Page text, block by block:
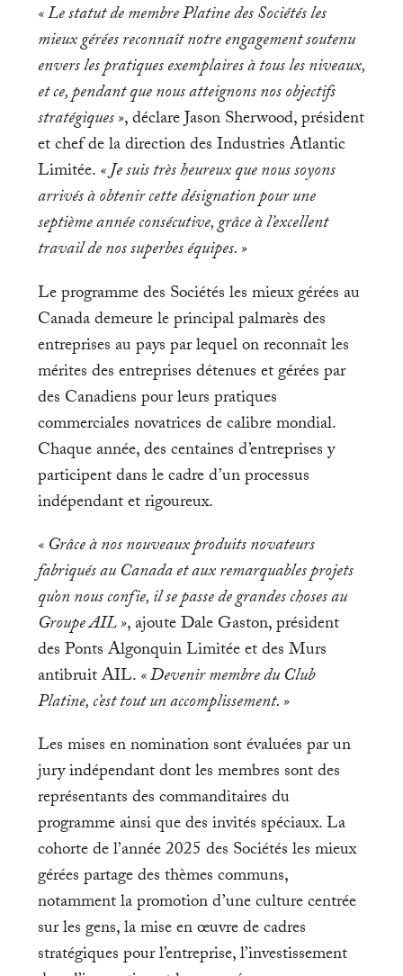
« Le statut de membre Platine des Sociétés les
mieux gérées reconnaît notre engagement soutenu
envers les pratiques exemplaires à tous les niveaux,
et ce, pendant que nous atteignons nos objectifs
stratégiques », déclare Jason Sherwood, président
et chef de la direction des Industries Atlantic
Limitée.« Je suis très heureux que nous soyons
arrivés à obtenir cette désignation pour une
septième année consécutive, grâce à l’excellent
travail de nos superbes équipes. »
Le programme des Sociétés les mieux gérées au
Canada demeure le principal palmarès des
entreprises au pays par lequel on reconnaît les
mérites des entreprises détenues et gérées par
des Canadiens pour leurs pratiques
commerciales novatrices de calibre mondial.
Chaque année, des centaines d’entreprises y
participent dans le cadre d’un processus
indépendant et rigoureux.
« Grâce à nos nouveaux produits novateurs
fabriqués au Canada et aux remarquables projets
qu’on nous confie, il se passe de grandes choses au
Groupe AIL », ajoute Dale Gaston, président
des Ponts Algonquin Limitée et des Murs
antibruit AIL.« Devenir membre du Club
Platine, c’est tout un accomplissement. »
Les mises en nomination sont évaluées par un
jury indépendant dont les membres sont des
représentants des commanditaires du
programme ainsi que des invités spéciaux. La
cohorte de l’année 2025 des Sociétés les mieux
gérées partage des thèmes communs,
notamment la promotion d’une culture centrée
sur les gens, la mise en œuvre de cadres
stratégiques pour l’entreprise, l’investissement